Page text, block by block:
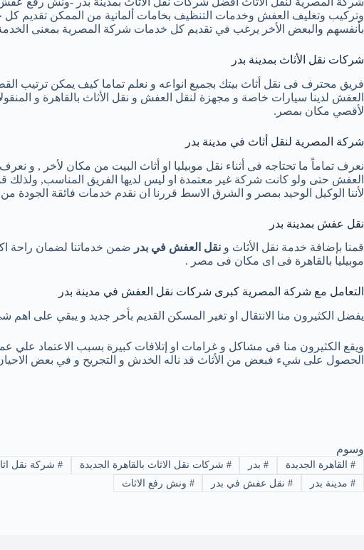
وتركيب وتغليف العفش وخدمات التنظيف بخامات ألمانية من الممكن تقديم كل
بأنفسهم والبعض الأخر يرغب في تقديم كل خدمات شركة المصرية بمعنى
شركات نقل الأثاث بمدينة بدر
فريق محترف فى نقل أثاث بيتك بجميع انواعه و نعلم تماما كيف يمكن ترتيب
العفش لدينا سيارات خاصة و مجهزة لنقل العفش و نقل الأثاث بالقاهرة و
لأقصي مكان بمصر.
شركة المصرية لنقل أثاث في مدينة بدر
نعرف تماماً ما تحتاجه فى أثناء نقل موبيليا او أثاث البيت من مكان لأخر , و
العفش حتى ولو كانت شركة غير معتمدة او ليس لديها الفريق المناسب, ولذلك
لأننا الوكيل الوحيد بمصر و الشرق الاسط قررنا ان نقدم خدمات فائقة الجودة من
نقل عفش بمدينة بدر
قمنا بإضافة خدمة نقل الأثاث و نقل العفش في بدر ضمن خدماتنا لضمان راحة
موبيليا بالقاهرة فى اى مكان فى مصر .
التعامل مع شركة المصرية كبرى شركات نقل العفش في مدينة بدر
يفضل الكثيرون منا الانتقال او تغير المسكن القديم بأخر جديد و يبقي على
ويقع الكثيرون منا فى مشاكل و غرامات او إتلافات كبيرة بسبب الاعتماد علي
الحصول على شيء فبعض من الأثاث قد ناله الخدش و التجريح و في بعض
وسوم
#القاهرة الجديدة #بدر # شركات نقل الاثاث بالقاهرة الجديدة # شركة نقل
#مدينة بدر #نقل عفش في بدر # ونش رفع الاثاث